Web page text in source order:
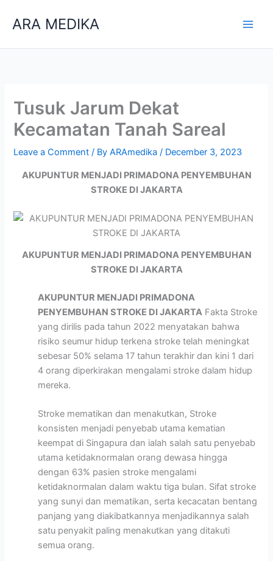
ARA MEDIKA
Tusuk Jarum Dekat
Kecamatan Tanah Sareal
Leave a Comment / ByARAmedika/ December 3, 2023
AKUPUNTUR MENJADI PRIMADONA PENYEMBUHAN
STROKE DI JAKARTA
AKUPUNTUR MENJADI PRIMADONA PENYEMBUHAN
STROKE DI JAKARTA
AKUPUNTUR MENJADI PRIMADONA
PENYEMBUHAN STROKE DI JAKARTA Fakta Stroke
yang dirilis pada tahun 2022 menyatakan bahwa
risiko seumur hidup terkena stroke telah meningkat
sebesar 50% selama 17 tahun terakhir dan kini 1 dari
4 orang diperkirakan mengalami stroke dalam hidup
mereka.
Stroke mematikan dan menakutkan, Stroke
konsisten menjadi penyebab utama kematian
keempat di Singapura dan ialah salah satu penyebab
utama ketidaknormalan orang dewasa hingga
dengan 63% pasien stroke mengalami
ketidaknormalan dalam waktu tiga bulan. Sifat stroke
yang sunyi dan mematikan, serta kecacatan bentang
panjang yang diakibatkannya menjadikannya salah
satu penyakit paling menakutkan yang ditakuti
semua orang.